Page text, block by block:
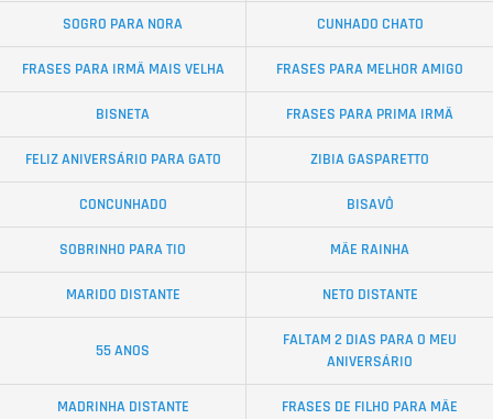
SOGRO PARA NORA CUNHADO CHATO
FRASES PARA IRMÃ MAIS VELHA FRASES PARA MELHOR AMIGO
BISNETA FRASES PARA PRIMA IRMÃ
FELIZ ANIVERSÁRIO PARA GATO ZIBIA GASPARETTO
CONCUNHADO BISAVÔ
SOBRINHO PARA TIO MÃE RAINHA
MARIDO DISTANTE NETO DISTANTE
55 ANOS
FALTAM 2 DIAS PARA O MEU
ANIVERSÁRIO
MADRINHA DISTANTE FRASES DE FILHO PARA MÃE